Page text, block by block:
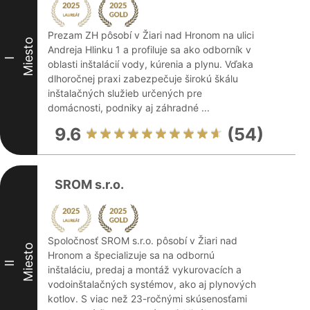
I Miesto
Prezam ZH pôsobí v Žiari nad Hronom na ulici
Andreja Hlinku 1 a profiluje sa ako odborník v
oblasti inštalácií vody, kúrenia a plynu. Vďaka
dlhoročnej praxi zabezpečuje širokú škálu
inštalačných služieb určených pre
domácnosti, podniky aj záhradné ...
9.6 (54)
II Miesto
SROM s.r.o.
Spoločnosť SROM s.r.o. pôsobí v Žiari nad
Hronom a špecializuje sa na odbornú
inštaláciu, predaj a montáž vykurovacích a
vodoinštalačných systémov, ako aj plynových
kotlov. S viac než 23-ročnými skúsenosťami